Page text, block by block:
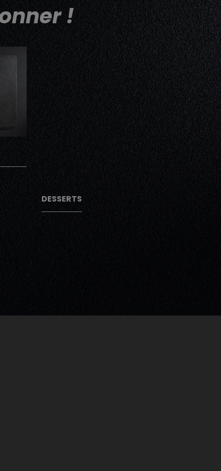
! AJOUTER
DESSERTS
AJOUTER